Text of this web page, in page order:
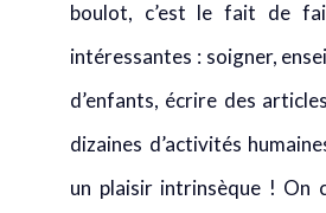
boulot, c’est le fait de
intéressantes : soigner,
d’enfants, écrire des
dizaines d’activités
un plaisir intrinsèque ! On